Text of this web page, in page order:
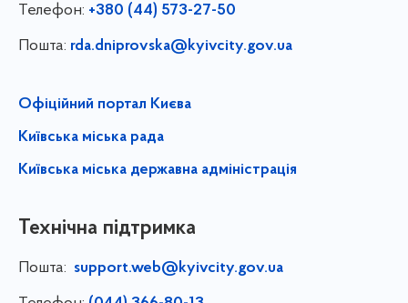
Телефон: +380 (44) 573-27-50
Пошта: rda.dniprovska@kyivcity.gov.ua
Офіційний портал Києва
Київська міська рада
Київська міська державна адміністрація
Технічна підтримка
Пошта: support.web@kyivcity.gov.ua